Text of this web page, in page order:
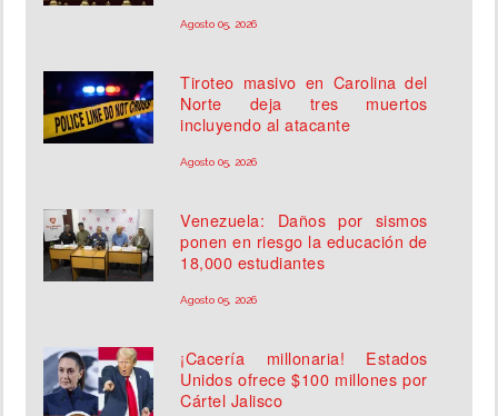
Agosto 05, 2026
Tiroteo masivo en Carolina del
Norte deja tres muertos
incluyendo al atacante
Agosto 05, 2026
Venezuela: Daños por sismos
ponen en riesgo la educación de
18,000 estudiantes
Agosto 05, 2026
¡Cacería millonaria! Estados
Unidos ofrece $100 millones por
Cártel Jalisco